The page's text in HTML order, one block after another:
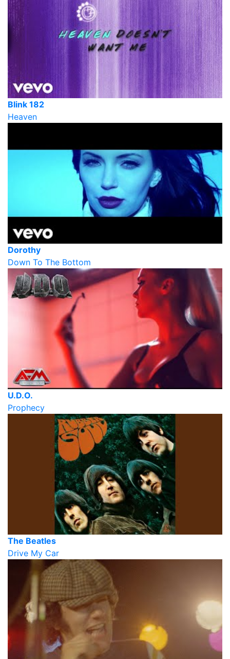
Blink 182
Heaven
Dorothy
Down To The Bottom
U.D.O.
Prophecy
The Beatles
Drive My Car